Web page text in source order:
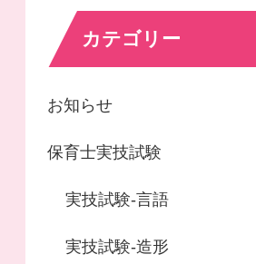
カテゴリー
お知らせ
保育士実技試験
実技試験-言語
実技試験-造形